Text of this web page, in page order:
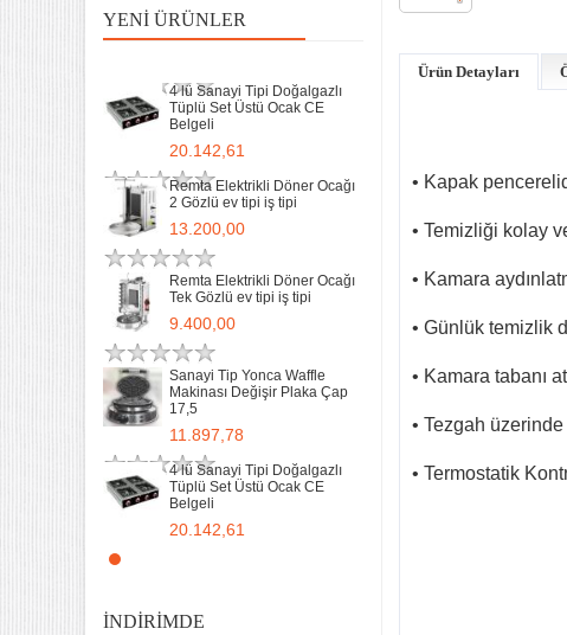
YENI ÜRÜNLER
Makinası Değişir Plaka Çap
17,5
4 lü Sanayi Tipi Doğalgazlı
Tüplü Set Üstü Ocak CE
Belgeli
20.142,61
Remta Elektrikli Döner Ocağı
2 Gözlü ev tipi iş tipi
13.200,00
Remta Elektrikli Döner Ocağı
Tek Gözlü ev tipi iş tipi
9.400,00
Sanayi Tip Yonca Waffle
Makinası Değişir Plaka Çap
17,5
11.897,78
4 lü Sanayi Tipi Doğalgazlı
Tüplü Set Üstü Ocak CE
Belgeli
20.142,61
İNDIRIMDE
32 Lik Kasap Et Kıyma
Makinası 220v Sanayi Tipi
31.850,00
Sanayi tipi Doğalgazlı Tüplü
Ce Belgeli Yer Ocağı Tek
Yanışlı Döküm
6.203,60
70 Cm Yarı oluklu Doğalgazlı
Tüplü Ce Belgeli Döküm
Izgara
Makinesi Yatık Kazan
Devirmeli Tekerlekli Ozay
Ürün Detayları
• Kapak
• Temizliği kolay
• Kamara
• Günlük temizlik
• Kamara tabanı
• Tezgah üzerinde
• Termostatik